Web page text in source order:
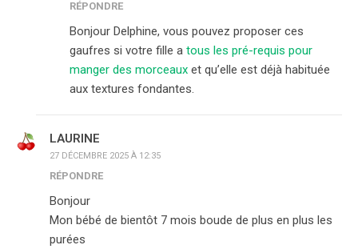
RÉPONDRE
Bonjour Delphine, vous pouvez proposer ces
gaufres si votre fille a tous les pré-requis pour
manger des morceaux et qu’elle est déjà habituée
aux textures fondantes.
LAURINE
27 DÉCEMBRE 2025 À 12:35
RÉPONDRE
Bonjour
Mon bébé de bientôt 7 mois boude de plus en plus les
purées